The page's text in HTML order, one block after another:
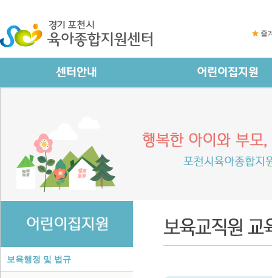
즐
보육행정 및 법규